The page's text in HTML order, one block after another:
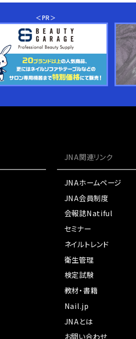
＜PR＞
JNA関連リンク
JNAホームページ
JNA会員制度
会報誌Natiful
セミナー
ネイルトレンド
衛生管理
検定試験
教材・書籍
Nail.jp
JNAとは
お問い合わせ